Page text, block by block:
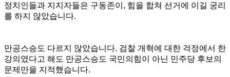
정치인들과 지지자들은 구동존이, 힘을 합쳐 선거에 이길 궁리
를 하지 않았습니다.
만공스승도 다르지 않았습니다. 검찰 개혁에 대한 걱정에서 한
강의였다고 해도 만공스승도 국민의힘이 아닌 민주당 후보의
문제만을 지적했습니다.